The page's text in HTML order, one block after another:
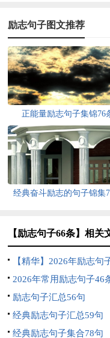
励志句子图文推荐
正能量励志句子集锦76
经典奋斗励志的句子锦集
【励志句子66条】相关
【精华】2026年励志句
38句
2026年常用励志句子46
励志句子汇总56句
经典励志句子汇总59句
经典励志句子集合78句